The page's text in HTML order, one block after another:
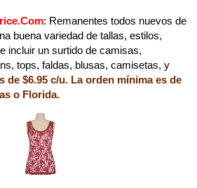
: Remanentes todos nuevos de
buena variedad de tallas, estilos,
incluir un surtido de camisas,
tops, faldas, blusas, camisetas, y
de $6.95 c/u. La orden mínima es de
o Florida.